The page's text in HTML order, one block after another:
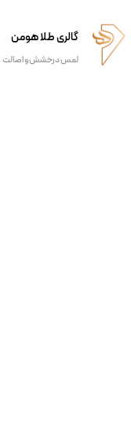
گالری طلا هومن
لمس درخشش و اصالت